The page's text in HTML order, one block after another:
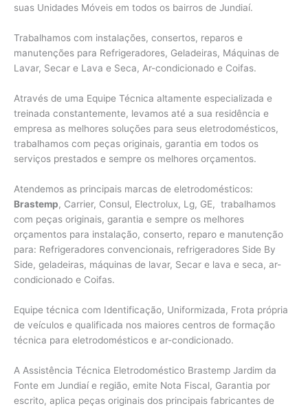
suas Unidades Móveis em todos os bairros de Jundiaí.
Trabalhamos com instalações, consertos, reparos e
manutenções para Refrigeradores, Geladeiras, Máquinas de
Lavar, Secar e Lava e Seca, Ar-condicionado e Coifas.
Através de uma Equipe Técnica altamente especializada e
treinada constantemente, levamos até a sua residência e
empresa as melhores soluções para seus eletrodomésticos,
trabalhamos com peças originais, garantia em todos os
serviços prestados e sempre os melhores orçamentos.
Atendemos as principais marcas de eletrodomésticos:
Brastemp, Carrier, Consul, Electrolux, Lg, GE, trabalhamos
com peças originais, garantia e sempre os melhores
orçamentos para instalação, conserto, reparo e manutenção
para: Refrigeradores convencionais, refrigeradores Side By
Side, geladeiras, máquinas de lavar, Secar e lava e seca, ar-
condicionado e Coifas.
Equipe técnica com Identificação, Uniformizada, Frota própria
de veículos e qualificada nos maiores centros de formação
técnica para eletrodomésticos e ar-condicionado.
A Assistência Técnica Eletrodoméstico Brastemp Jardim da
Fonte em Jundiaí e região, emite Nota Fiscal, Garantia por
escrito, aplica peças originais dos principais fabricantes de